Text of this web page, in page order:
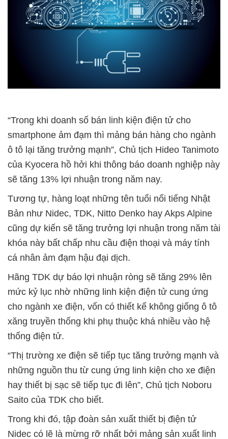
“Trong khi doanh số bán linh kiện điện tử cho
smartphone ảm đạm thì mảng bán hàng cho ngành
ô tô lại tăng trưởng mạnh”, Chủ tịch Hideo Tanimoto
của Kyocera hồ hởi khi thông báo doanh nghiệp này
sẽ tăng 13% lợi nhuận trong năm nay.
Tương tự, hàng loạt những tên tuổi nổi tiếng Nhật
Bản như Nidec, TDK, Nitto Denko hay Akps Alpine
cũng dự kiến sẽ tăng trưởng lợi nhuận trong năm tài
khóa này bất chấp nhu cầu điện thoại và máy tính
cá nhân ảm đạm hậu đại dịch.
Hãng TDK dự báo lợi nhuận ròng sẽ tăng 29% lên
mức kỷ lục nhờ những linh kiện điện tử cung ứng
cho ngành xe điện, vốn có thiết kế không giống ô tô
xăng truyền thống khi phụ thuộc khá nhiều vào hệ
thống điện tử.
“Thị trường xe điện sẽ tiếp tục tăng trưởng mạnh và
những nguồn thu từ cung ứng linh kiện cho xe điện
hay thiết bị sạc sẽ tiếp tục đi lên”, Chủ tịch Noboru
Saito của TDK cho biết.
Trong khi đó, tập đoàn sản xuất thiết bị điện tử
Nidec có lẽ là mừng rỡ nhất bởi mảng sản xuất linh